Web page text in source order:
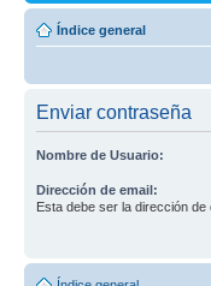
Índice general
Enviar contraseña
Nombre de Usuario:
Dirección de email:
Esta debe ser la dirección de